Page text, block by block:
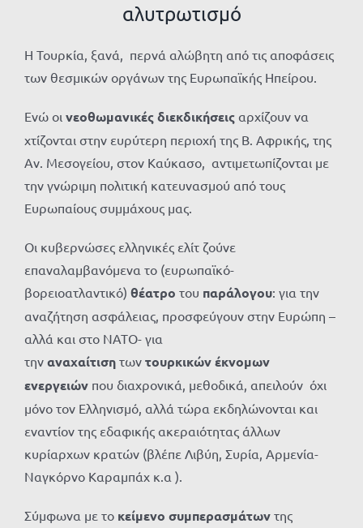
αλυτρωτισμό
Η Τουρκία, ξανά, περνά αλώβητη από τις αποφάσεις
των θεσμικών οργάνων της Ευρωπαϊκής Ηπείρου.
Ενώ οι νεοθωμανικές διεκδικήσεις αρχίζουν να
χτίζονται στην ευρύτερη περιοχή της Β. Αφρικής, της
Αν. Μεσογείου, στον Καύκασο, αντιμετωπίζονται με
την γνώριμη πολιτική κατευνασμού από τους
Ευρωπαίους συμμάχους μας.
Οι κυβερνώσες ελληνικές ελίτ ζούνε
επαναλαμβανόμενα το (ευρωπαϊκό-
βορειοατλαντικό) θέατρο του παράλογου: για την
αναζήτηση ασφάλειας, προσφεύγουν στην Ευρώπη –
αλλά και στο ΝΑΤΟ- για
την αναχαίτιση των τουρκικών έκνομων
ενεργειών που διαχρονικά, μεθοδικά, απειλούν όχι
μόνο τον Ελληνισμό, αλλά τώρα εκδηλώνονται και
εναντίον της εδαφικής ακεραιότητας άλλων
κυρίαρχων κρατών (βλέπε Λιβύη, Συρία, Αρμενία-
Ναγκόρνο Καραμπάχ κ.α ).
Σύμφωνα με το κείμενο συμπερασμάτων της